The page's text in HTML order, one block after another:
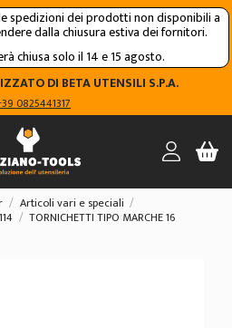
spedizioni dei prodotti non disponibili a
dalla chiusura estiva dei fornitori.
chiusa solo il 14 e 15 agosto.
DI BETA UTENSILI S.P.A.
0825441317
Articoli vari e speciali
TORNICHETTI TIPO MARCHE 16